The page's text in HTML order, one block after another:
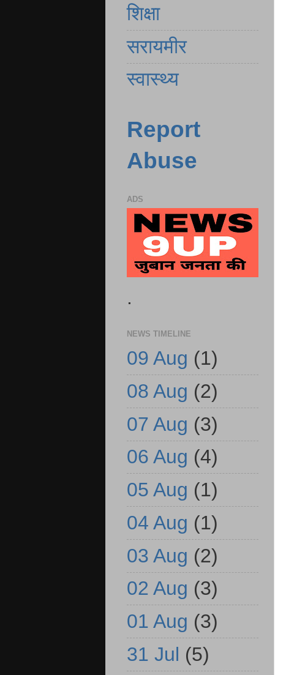
शिक्षा
सरायमीर
स्वास्थ्य
Report
Abuse
ADS
.
NEWS TIMELINE
09 Aug (1)
08 Aug (2)
07 Aug (3)
06 Aug (4)
05 Aug (1)
04 Aug (1)
03 Aug (2)
02 Aug (3)
01 Aug (3)
31 Jul (5)